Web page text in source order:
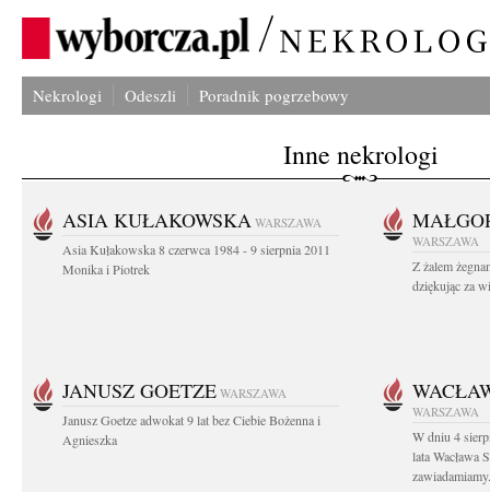
Nekrologi Odeszli Poradnik pogrzebowy
Inne nekrologi
ASIA KUŁAKOWSKA WARSZAWA
Asia Kułakowska 8 czerwca 1984 - 9 sierpnia 2011
Monika i Piotrek
WARSZAWA
Z żalem
dziękując za
JANUSZ GOETZE WARSZAWA
Janusz Goetze adwokat 9 lat bez Ciebie Bożenna i
Agnieszka
WARSZAWA
W dniu 4
lata Wacława